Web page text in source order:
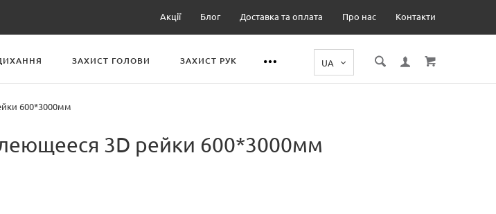
Акції Блог Доставка та оплата Про нас Контакти
ЗАХИСТ ГОЛОВИ ЗАХИСТ РУК
600*3000мм
3D рейки 600*3000мм